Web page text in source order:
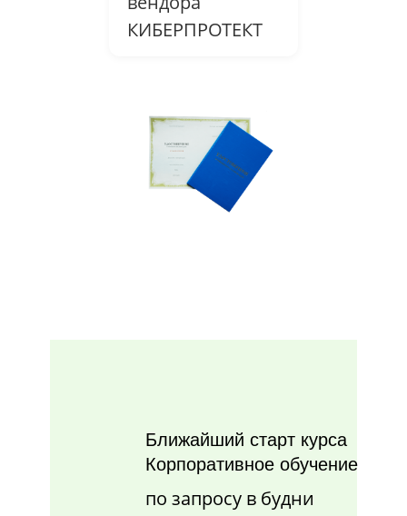
КИБЕРПРОТЕКТ
Ближайший старт курса
Корпоративное обучение
по запросу в будни